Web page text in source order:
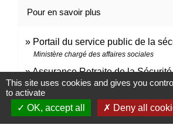
Pour en savoir plus
Portail du service public de la
Ministère chargé des affaires sociales
Assurance Retraite de la
Caisse nationale d'assurance vieillesse
Signaler une
This site uses cookies and gives you
to activate
OK, accept all
Deny all